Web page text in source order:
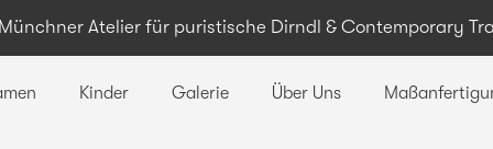
Münchner Atelier für puristische Dirndl & Contemporary
Kinder Galerie Über Uns